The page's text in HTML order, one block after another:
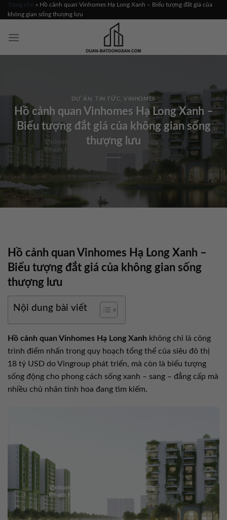
Skip
to
Trang chủ » Hồ cảnh quan Vinhomes Hạ Long Xanh – Biểu tượng đắt giá của
không gian sống thượng lưu
DỰ ÁN ,TIN TỨC ,VINHOMES
Hồ cảnh quan Vinhomes Hạ Long Xanh –
Biểu tượng đắt giá của không gian sống
thượng lưu
Hồ cảnh quan Vinhomes Hạ Long Xanh –
Biểu tượng đắt giá của không gian sống
thượng lưu
Nội dung bài viết
Hồ cảnh quan Vinhomes Hạ Long Xanh không chỉ là công
trình điểm nhấn trong quy hoạch tổng thể của siêu đô thị
18 tỷ USD do Vingroup phát triển, mà còn là biểu tượng
sống động cho phong cách sống xanh – sang – đẳng cấp mà
nhiều chủ nhân tinh hoa đang tìm kiếm.